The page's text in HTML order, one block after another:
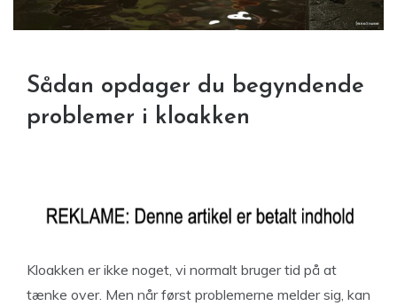
Sådan opdager du begyndende
problemer i kloakken
Kloakken er ikke noget, vi normalt bruger tid på at
tænke over. Men når først problemerne melder sig, kan